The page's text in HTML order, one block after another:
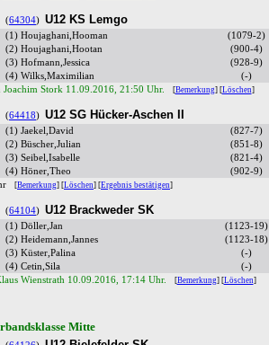
(64304) U12 KS Lemgo
(1) Houjaghani,Hooman
(1079-2)
(2) Houjaghani,Hootan
(900-4)
(3) Hofmann,Jessica
(928-9)
(4) Wilks,Maximilian
(-)
Joachim Stork 11.09.2016, 21:50 Uhr. [Bemerkung] [Löschen]
(64418) U12 SG Hücker-Aschen II
(1) Jaekel,David
(827-7)
(2) Büscher,Julian
(851-8)
(3) Seibel,Isabelle
(821-4)
(4) Höner,Theo
(902-9)
[Bemerkung] [Löschen] [Ergebnis bestätigen]
(64104) U12 Brackweder SK
(1) Döller,Jan
(1123-19)
(2) Heidemann,Jannes
(1123-18)
(3) Küster,Palina
(-)
(4) Cetin,Sila
(-)
Wienstrath 10.09.2016, 17:14 Uhr. [Bemerkung] [Löschen]
Mitte